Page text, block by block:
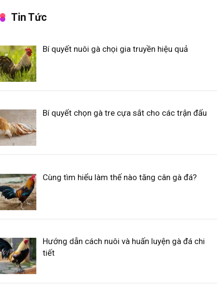
Tin Tức
Bí quyết nuôi gà chọi gia truyền hiệu quả
Bí quyết chọn gà tre cựa sắt cho các trận đấu
Cùng tìm hiểu làm thế nào tăng cân gà đá?
Hướng dẫn cách nuôi và huấn luyện gà đá chi
tiết